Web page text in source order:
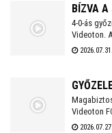
BÍZVA A
4-0-ás
Videoton.
követi, a
2026.07.31.
Videoton
találat
2026.07.27.